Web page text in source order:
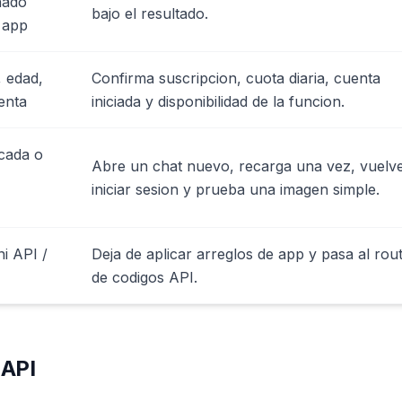
bajo el resultado.
edad,
Confirma suscripcion, cuota diaria, cuenta
iniciada y disponibilidad de la funcion.
o
Abre un chat nuevo, recarga una vez,
iniciar sesion y prueba una imagen simple.
API /
Deja de aplicar arreglos de app y pasa al
de codigos API.